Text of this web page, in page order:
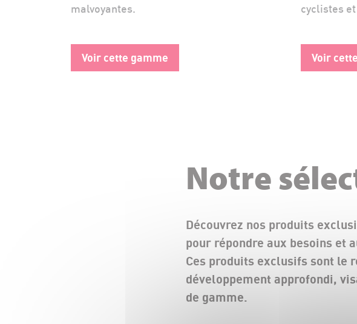
malvoyantes.
Voir cette gamme
cyclistes
Voir
Notre
Découvrez nos produits
pour répondre aux besoins et
Ces produits exclusifs sont le
développement approfondi,
de gamme.